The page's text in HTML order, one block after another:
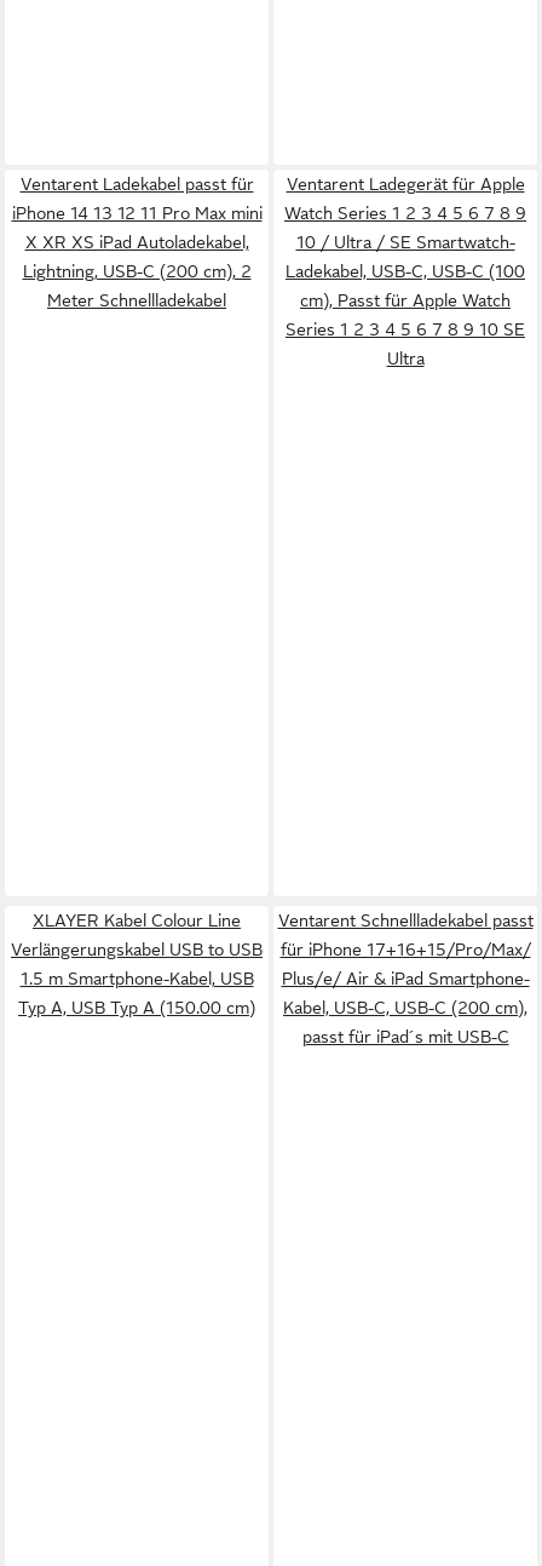
Ventarent Ladekabel passt für
iPhone 14 13 12 11 Pro Max mini
X XR XS iPad Autoladekabel,
Lightning, USB-C (200 cm), 2
Meter Schnellladekabel
Ventarent Ladegerät für Apple
Watch Series 1 2 3 4 5 6 7 8 9
10 / Ultra / SE Smartwatch-
Ladekabel, USB-C, USB-C (100
cm), Passt für Apple Watch
Series 1 2 3 4 5 6 7 8 9 10 SE
Ultra
XLAYER Kabel Colour Line
Verlängerungskabel USB to USB
1.5 m Smartphone-Kabel, USB
Typ A, USB Typ A (150.00 cm)
Ventarent Schnellladekabel passt
für iPhone 17+16+15/Pro/Max/
Plus/e/ Air & iPad Smartphone-
Kabel, USB-C, USB-C (200 cm),
passt für iPad´s mit USB-C